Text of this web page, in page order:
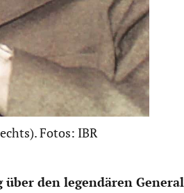
Fotos: IBR
den legen­dären